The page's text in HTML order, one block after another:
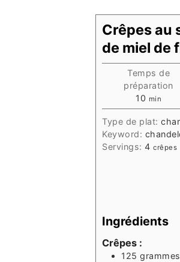
Crêpes au
de miel de
Temps de
préparation
10 minutes
min
Type de plat:
Keyword:
Servings: 4 crêpes
Ingrédients
Crêpes :
125 grammes